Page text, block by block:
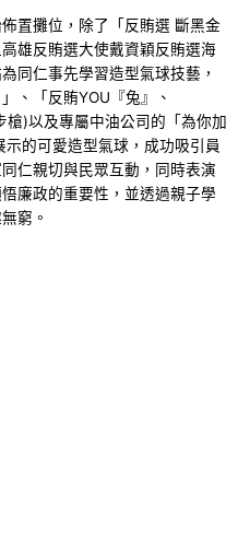
置攤位，除了「反賄選 斷黑金
雄反賄選大使戴資穎反賄選海
同仁事先學習造型氣球技藝，
、「反賄YOU『兔』、
槍)以及專屬中油公司的「為你加
的可愛造型氣球，成功吸引員
仁親切與民眾互動，同時表演
廉政的重要性，並透過親子學
窮。